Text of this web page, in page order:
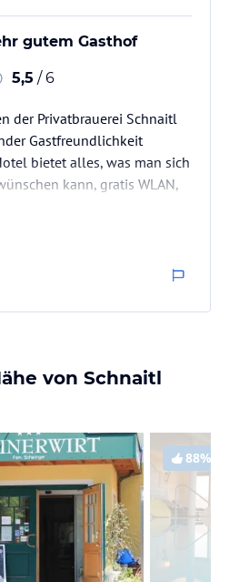
gutem Gasthof
5,5 / 6
der Privatbrauerei Schnaitl
Gastfreundlichkeit
bietet alles, was man sich
kann, gratis WLAN,
mit hauseigenem Bier.
von Schnaitl
88%